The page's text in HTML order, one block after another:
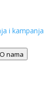
i kampanja
nama